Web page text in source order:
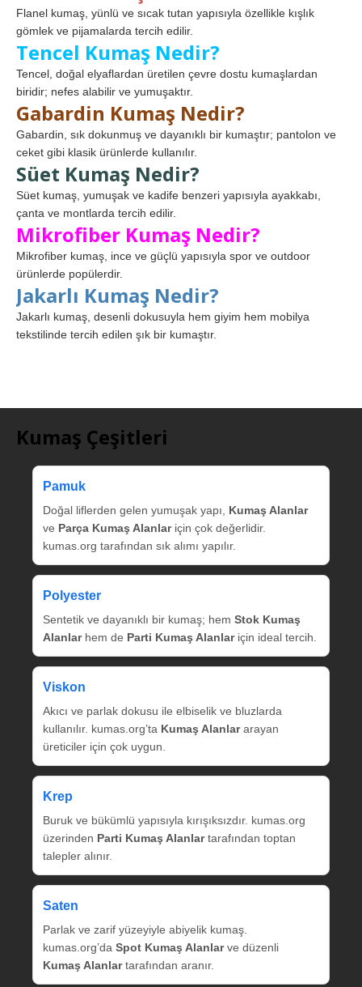
Flanel kumaş, yünlü ve sıcak tutan yapısıyla özellikle kışlık
gömlek ve pijamalarda tercih edilir.
Tencel Kumaş Nedir?
Tencel, doğal elyaflardan üretilen çevre dostu kumaşlardan
biridir; nefes alabilir ve yumuşaktır.
Gabardin Kumaş Nedir?
Gabardin, sık dokunmuş ve dayanıklı bir kumaştır; pantolon ve
ceket gibi klasik ürünlerde kullanılır.
Süet Kumaş Nedir?
Süet kumaş, yumuşak ve kadife benzeri yapısıyla ayakkabı,
çanta ve montlarda tercih edilir.
Mikrofiber Kumaş Nedir?
Mikrofiber kumaş, ince ve güçlü yapısıyla spor ve outdoor
ürünlerde popülerdir.
Jakarlı Kumaş Nedir?
Jakarlı kumaş, desenli dokusuyla hem giyim hem mobilya
tekstilinde tercih edilen şık bir kumaştır.
Kumaş Çeşitleri
Pamuk
Doğal liflerden gelen yumuşak yapı, Kumaş Alanlar
ve Parça Kumaş Alanlariçin çok değerlidir.
kumas.org tarafından sık alımı yapılır.
Polyester
Sentetik ve dayanıklı bir kumaş; hem Stok Kumaş
Alanlarhem de Parti Kumaş Alanlariçin ideal tercih.
Viskon
Akıcı ve parlak dokusu ile elbiselik ve bluzlarda
kullanılır. kumas.org’ta Kumaş Alanlararayan
üreticiler için çok uygun.
Krep
Buruk ve bükümlü yapısıyla kırışıksızdır. kumas.org
üzerinden Parti Kumaş Alanlartarafından toptan
talepler alınır.
Saten
Parlak ve zarif yüzeyiyle abiyelik kumaş.
kumas.org’da Spot Kumaş Alanlarve düzenli
Kumaş Alanlartarafından aranır.